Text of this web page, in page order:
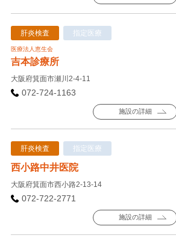
肝炎検査 指定医療
医療法人恵生会
吉本診療所
大阪府箕面市瀬川2-4-11
072-724-1163
施設の詳細
肝炎検査 指定医療
西小路中井医院
大阪府箕面市西小路2-13-14
072-722-2771
施設の詳細